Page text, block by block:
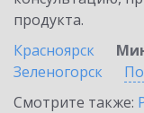
продукта.
Красноярск
Зеленогорск
Смотрите также: